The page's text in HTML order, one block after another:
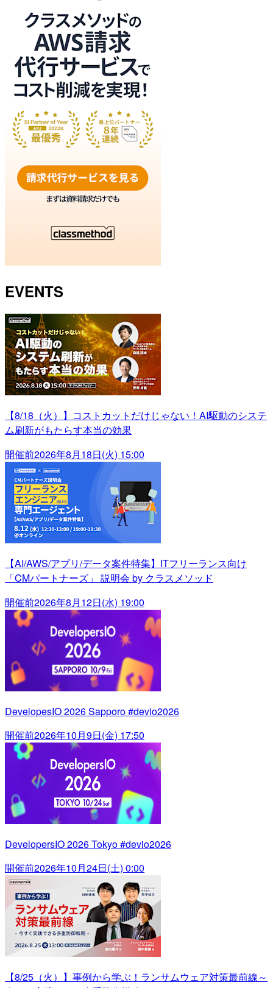
EVENTS
【8/18（火）】コストカットだけじゃない！AI駆動のシステ
ム刷新がもたらす本当の効果
開催前2026年8月18日(火) 15:00
【AI/AWS/アプリ/データ案件特集】ITフリーランス向け
「CMパートナーズ」 説明会 by クラスメソッド
開催前2026年8月12日(水) 19:00
DevelopesIO 2026 Sapporo #devio2026
開催前2026年10月9日(金) 17:50
DevelopersIO 2026 Tokyo #devio2026
開催前2026年10月24日(土) 0:00
【8/25（火）】事例から学ぶ！ランサムウェア対策最前線～